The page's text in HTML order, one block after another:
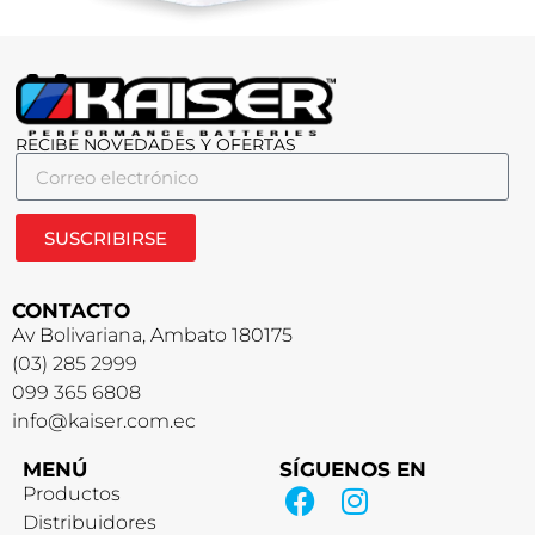
RECIBE NOVEDADES Y OFERTAS
SUSCRIBIRSE
CONTACTO
Av Bolivariana, Ambato 180175
(03) 285 2999
099 365 6808
info@kaiser.com.ec
MENÚ
Productos
Distribuidores
SÍGUENOS EN